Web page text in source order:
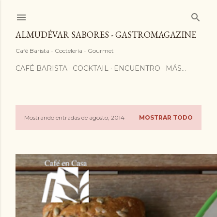
ALMUDÉVAR SABORES - GASTROMAGAZINE
Café Barista - Coctelería - Gourmet
CAFÉ BARISTA COCKTAIL ENCUENTRO MÁS…
E
t
r
a
Mostrando entradas de agosto, 2014 MOSTRAR TODO